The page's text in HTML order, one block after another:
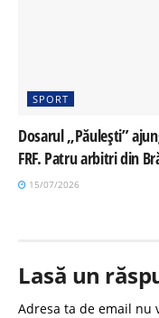
SPORT
Dosarul „Păulești”
FRF. Patru arbitri din
15/07/2026
Lasă un
Adresa ta de email nu